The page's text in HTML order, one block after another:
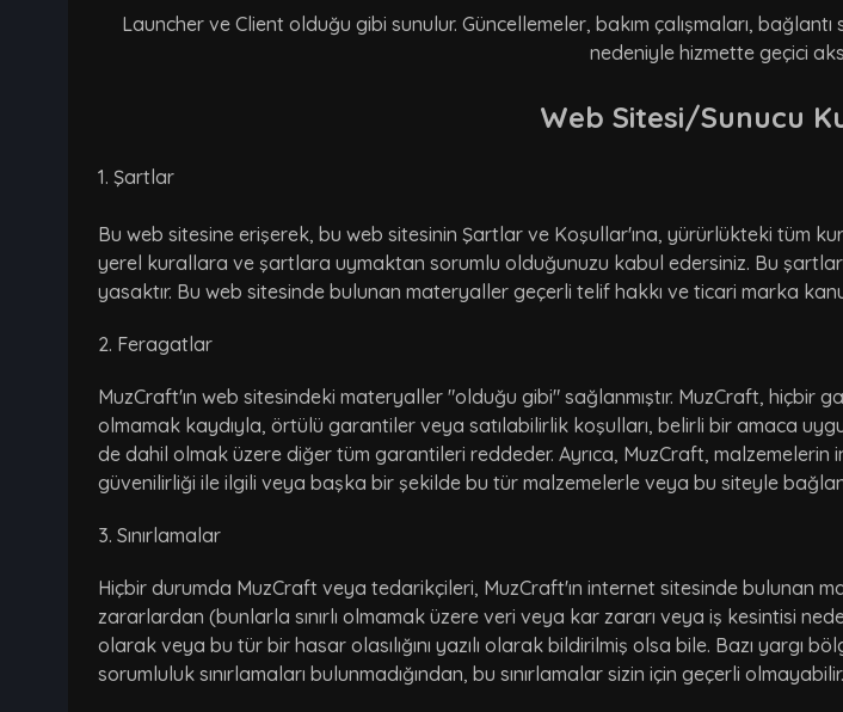
Launcher ve Client olduğu gibi sunulur. Güncellemeler, bakım çalışmaları,
nedeniyle hizmette geçici
Web Sitesi/Sunucu
1. Şartlar
Bu web sitesine erişerek, bu web sitesinin Şartlar ve Koşullar'ına, yürürlükteki tüm
yerel kurallara ve şartlara uymaktan sorumlu olduğunuzu kabul edersiniz. Bu
yasaktır. Bu web sitesinde bulunan materyaller geçerli telif hakkı ve ticari marka
2. Feragatlar
MuzCraft'ın web sitesindeki materyaller "olduğu gibi" sağlanmıştır. MuzCraft, hiçbir
olmamak kaydıyla, örtülü garantiler veya satılabilirlik koşulları, belirli bir amaca
de dahil olmak üzere diğer tüm garantileri reddeder. Ayrıca, MuzCraft, malzemelerin
güvenilirliği ile ilgili veya başka bir şekilde bu tür malzemelerle veya bu siteyle
3. Sınırlamalar
Hiçbir durumda MuzCraft veya tedarikçileri, MuzCraft'ın internet sitesinde bulunan
zararlardan (bunlarla sınırlı olmamak üzere veri veya kar zararı veya iş kesintisi
olarak veya bu tür bir hasar olasılığını yazılı olarak bildirilmiş olsa bile. Bazı yargı
sorumluluk sınırlamaları bulunmadığından, bu sınırlamalar sizin için geçerli olmayabilir.